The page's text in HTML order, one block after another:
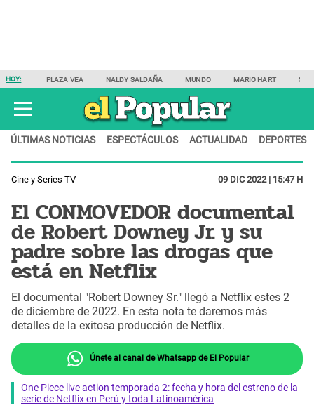
HOY: PLAZA VEA NALDY SALDAÑA MUNDO MARIO HART
ÚLTIMAS NOTICIAS ESPECTÁCULOS ACTUALIDAD DEPORTES
Cine y Series TV 09 DIC 2022 | 15:47 H
El CONMOVEDOR documental
de Robert Downey Jr. y su
padre sobre las drogas que
está en Netflix
El documental "Robert Downey Sr." llegó a Netflix estes 2
de diciembre de 2022. En esta nota te daremos más
detalles de la exitosa producción de Netflix.
Únete al canal de Whatsapp de El Popular
One Piece live action temporada 2: fecha y hora del estreno de la
serie de Netflix en Perú y toda Latinoamérica